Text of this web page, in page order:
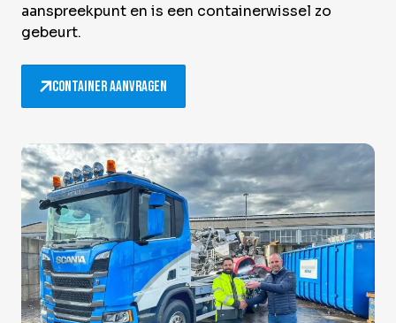
aanspreekpunt en is een containerwissel zo
gebeurt.
Container aanvragen